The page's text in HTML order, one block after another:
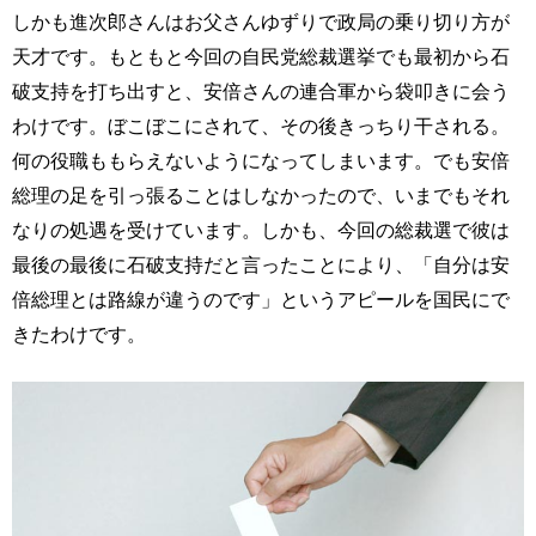
しかも進次郎さんはお父さんゆずりで政局の乗り切り方が
天才です。もともと今回の自民党総裁選挙でも最初から石
破支持を打ち出すと、安倍さんの連合軍から袋叩きに会う
わけです。ぼこぼこにされて、その後きっちり干される。
何の役職ももらえないようになってしまいます。でも安倍
総理の足を引っ張ることはしなかったので、いまでもそれ
なりの処遇を受けています。しかも、今回の総裁選で彼は
最後の最後に石破支持だと言ったことにより、「自分は安
倍総理とは路線が違うのです」というアピールを国民にで
きたわけです。